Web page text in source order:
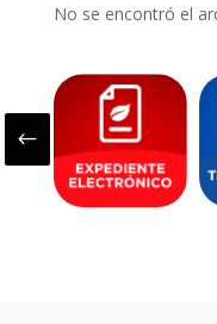
No se encontró el
#